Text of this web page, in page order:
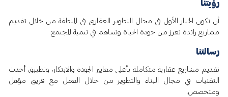
رؤيتنا
أن نكون الخيار الأول في مجال التطوير العقاري في المنطقة من خلال تقديم
مشاريع رائدة تعزز من جودة الحياة وتساهم في تنمية المجتمع.
رسالتنا
تقديم مشاريع عقارية متكاملة بأعلى معايير الجودة والابتكار، وتطبيق أحدث
التقنيات في مجال البناء والتطوير من خلال العمل مع فريق مؤهل
ومتخصص.